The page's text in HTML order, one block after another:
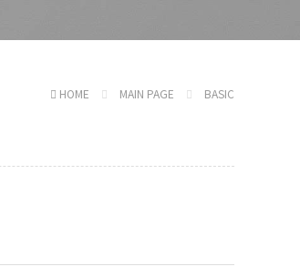
HOME MAIN PAGE BASIC